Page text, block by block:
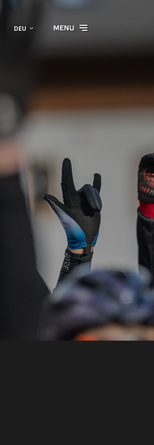
DEU